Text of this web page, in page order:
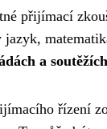
přijímací
jazyk,
a soutěžích
řízení